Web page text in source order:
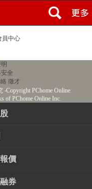
員中心
全
徵才
‧Copyright PChome Online
of PChome Online Inc.
價
券